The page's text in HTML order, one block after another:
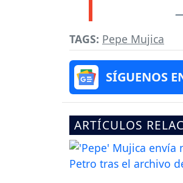
TAGS: Pepe Mujica
SÍGUENOS
ARTÍCULOS